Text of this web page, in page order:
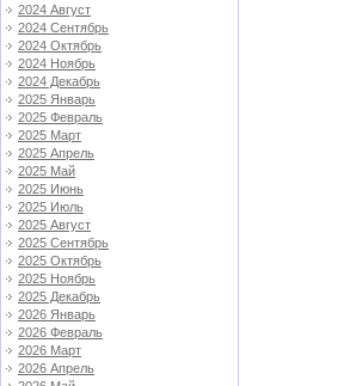
2024 Август
2024 Сентябрь
2024 Октябрь
2024 Ноябрь
2024 Декабрь
2025 Январь
2025 Февраль
2025 Март
2025 Апрель
2025 Май
2025 Июнь
2025 Июль
2025 Август
2025 Сентябрь
2025 Октябрь
2025 Ноябрь
2025 Декабрь
2026 Январь
2026 Февраль
2026 Март
2026 Апрель